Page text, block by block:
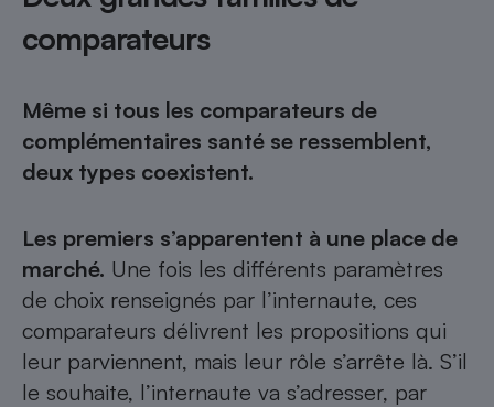
comparateurs
Même si tous les comparateurs de
complémentaires santé se ressemblent,
deux types coexistent.
Les premiers s’apparentent à une place de
marché. Une fois les différents paramètres
de choix renseignés par l’internaute, ces
comparateurs délivrent les propositions qui
leur parviennent, mais leur rôle s’arrête là. S’il
le souhaite, l’internaute va s’adresser, par